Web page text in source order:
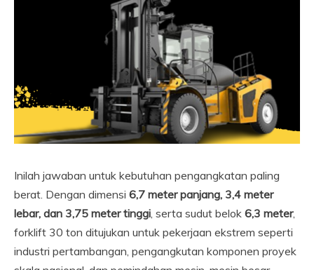
Inilah jawaban untuk kebutuhan pengangkatan paling
berat. Dengan dimensi 6,7 meter panjang, 3,4 meter
lebar, dan 3,75 meter tinggi, serta sudut belok 6,3 meter,
forklift 30 ton ditujukan untuk pekerjaan ekstrem seperti
industri pertambangan, pengangkutan komponen proyek